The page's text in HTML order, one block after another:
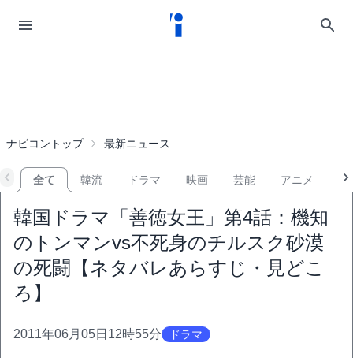
ナビコントップ 最新ニュース
全て 韓流 ドラマ 映画 芸能 アニメ
韓国ドラマ「善徳女王」第4話：機知
のトンマンvs不死身のチルスク砂漠
の死闘【ネタバレあらすじ・見どこ
ろ】
2011年06月05日12時55分 ドラマ